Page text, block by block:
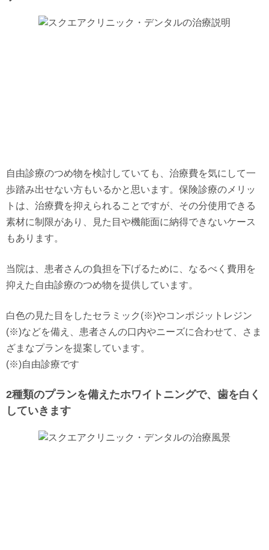
自由診療のつめ物を検討していても、治療費を気にして一
歩踏み出せない方もいるかと思います。保険診療のメリッ
トは、治療費を抑えられることですが、その分使用できる
素材に制限があり、見た目や機能面に納得できないケース
もあります。
当院は、患者さんの負担を下げるために、なるべく費用を
抑えた自由診療のつめ物を提供しています。
白色の見た目をしたセラミック(※)やコンポジットレジン
(※)などを備え、患者さんの口内やニーズに合わせて、さま
ざまなプランを提案しています。
(※)自由診療です
2種類のプランを備えたホワイトニングで、歯を白く
していきます